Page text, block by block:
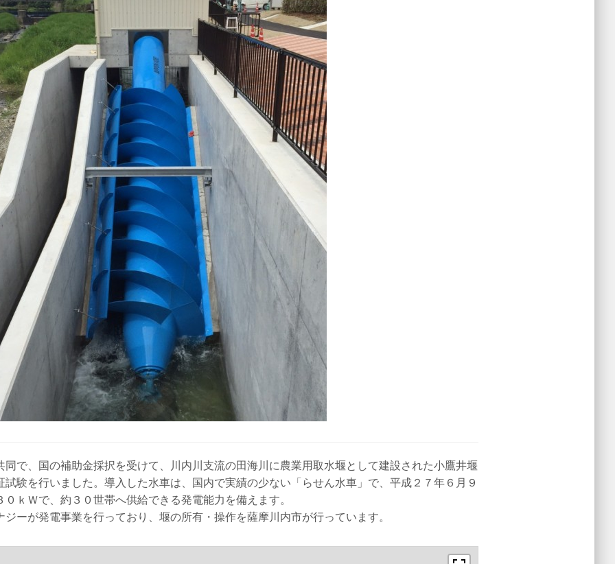
で、国の補助金採択を受けて、川内川支流の田海川に農業用取水堰として建設された小鷹井堰
験を行いました。導入した水車は、国内で実績の少ない「らせん水車」で、平成２７年６月９
ｋＷで、約３０世帯へ供給できる発電能力を備えます。
ーが発電事業を行っており、堰の所有・操作を薩摩川内市が行っています。